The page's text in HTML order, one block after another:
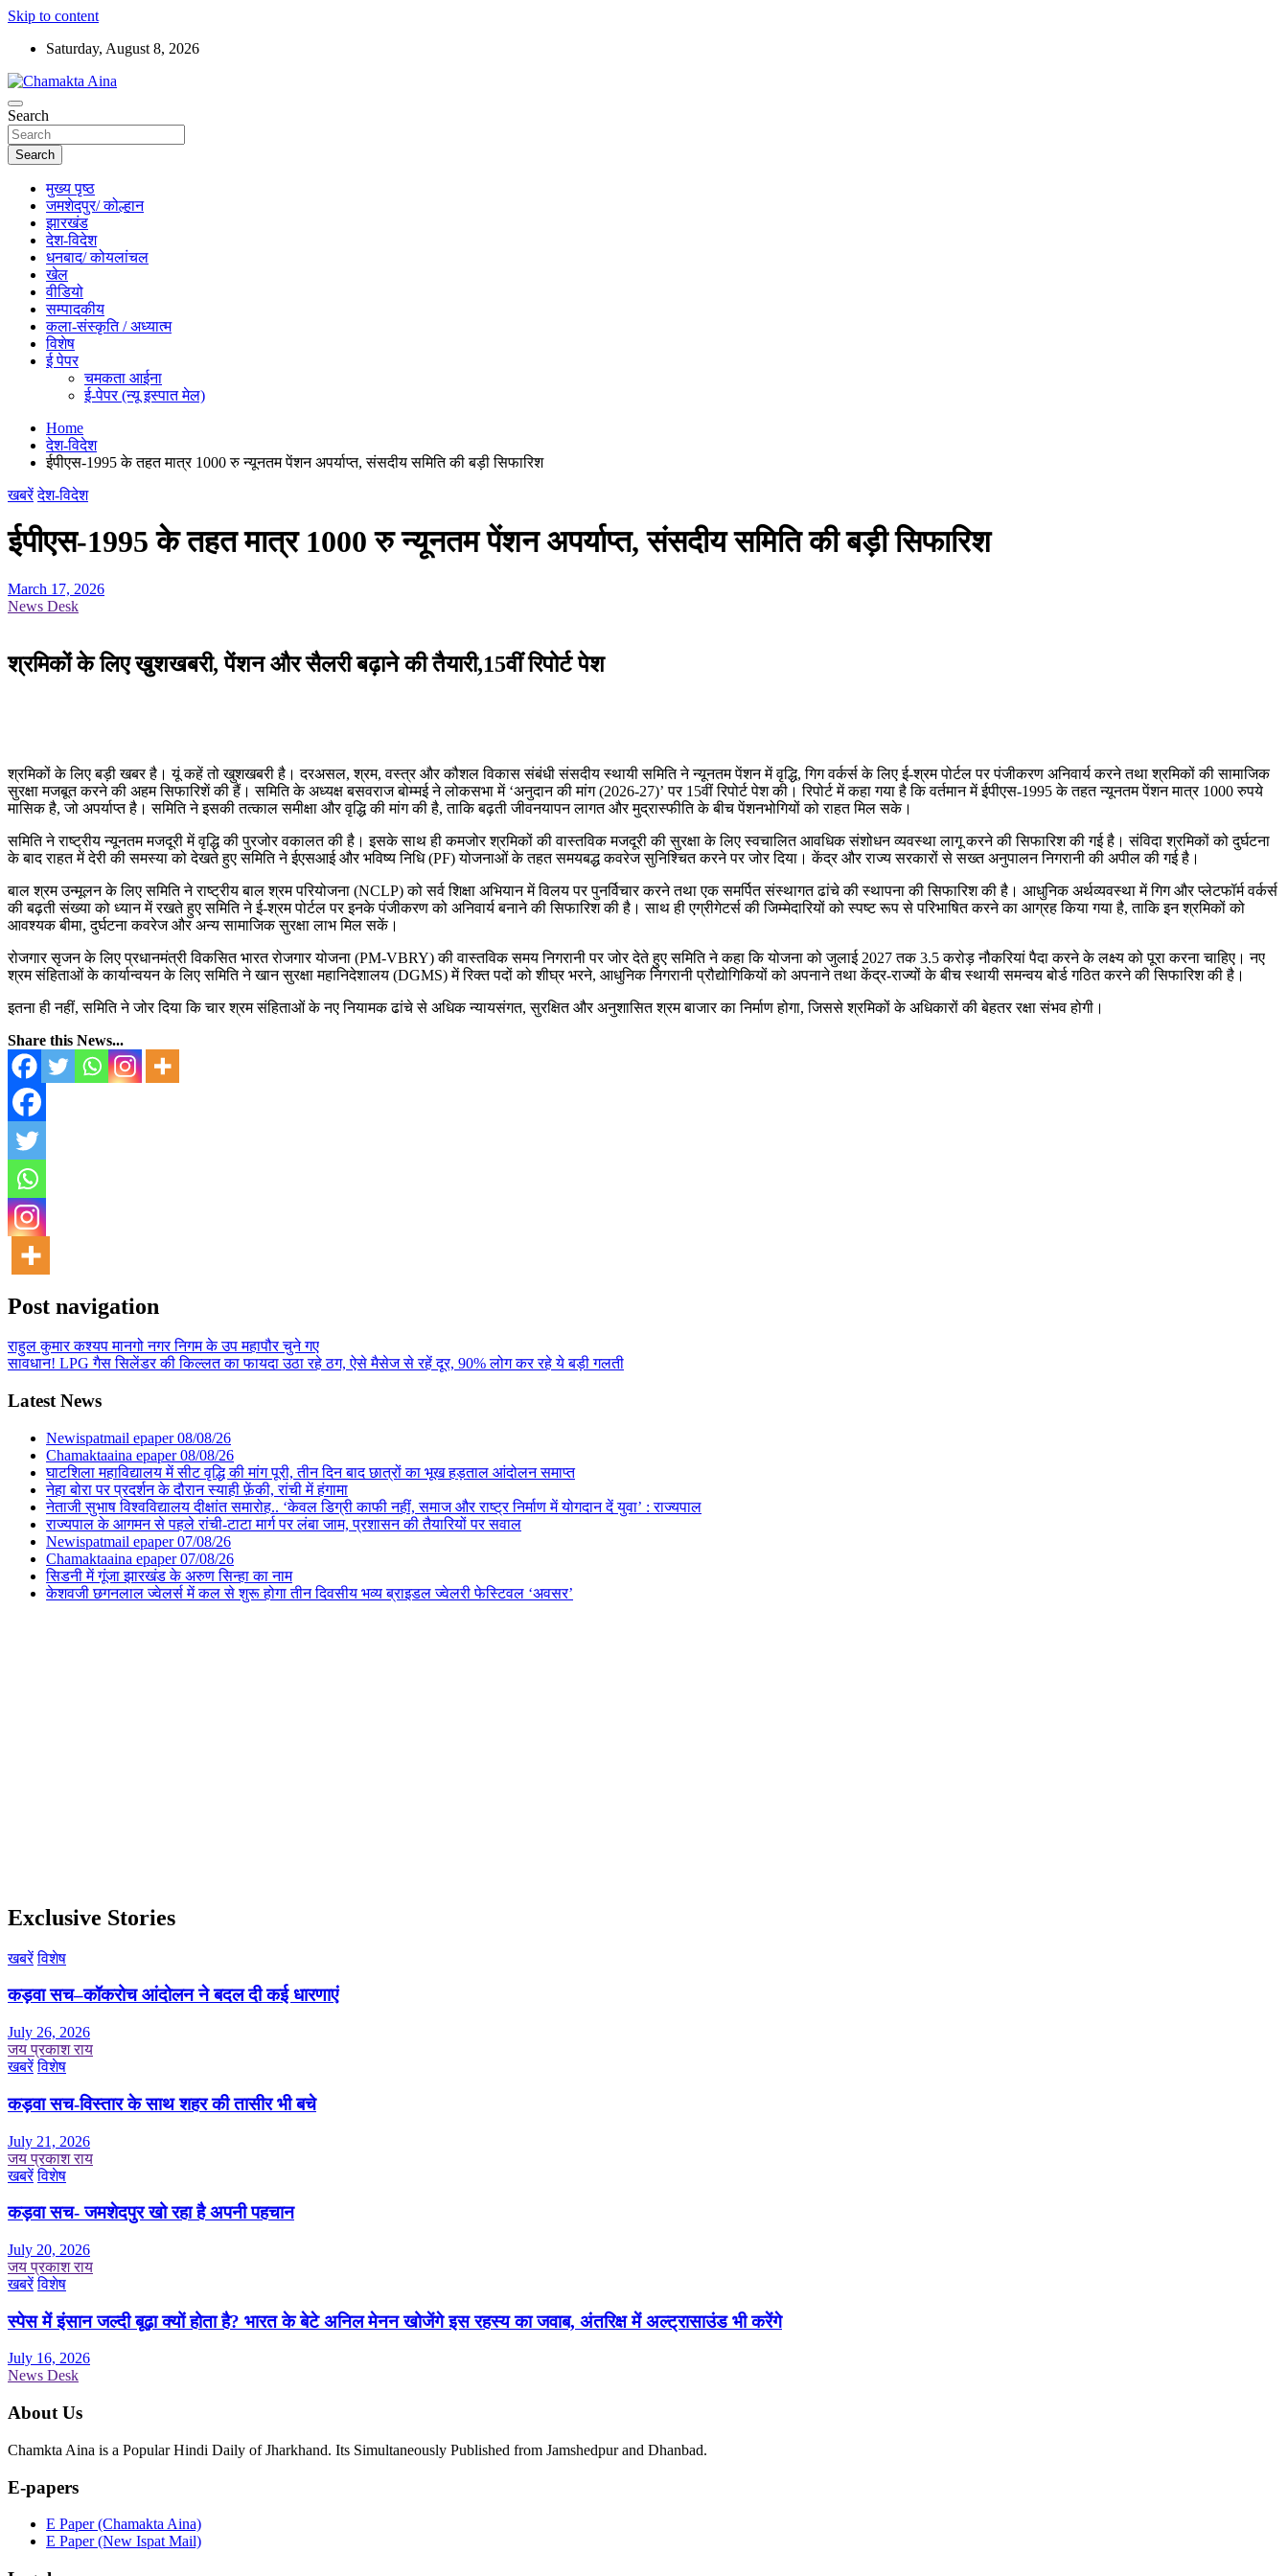
Skip to content
Saturday, August 8, 2026
Chamakta Aina
Hindi News Paper – Jharkhand
Search
Search
मुख्य पृष्ठ
जमशेदपुर/ कोल्हान
झारखंड
देश-विदेश
धनबाद/ कोयलांचल
खेल
वीडियो
सम्पादकीय
कला-संस्कृति / अध्यात्म
विशेष
ई पेपर
चमकता आईना
ई-पेपर (न्यू इस्पात मेल)
Home
देश-विदेश
ईपीएस-1995 के तहत मात्र 1000 रु न्यूनतम पेंशन अपर्याप्त, संसदीय समिति की बड़ी सिफारिश
खबरें देश-विदेश
ईपीएस-1995 के तहत मात्र 1000 रु न्यूनतम पेंशन अपर्याप्त, संसदीय समिति की बड़ी सिफारिश
March 17, 2026
News Desk
श्रमिकों के लिए खुशखबरी, पेंशन और सैलरी बढ़ाने की तैयारी,15वीं रिपोर्ट पेश
श्रमिकों के लिए बड़ी खबर है। यूं कहें तो खुशखबरी है। दरअसल, श्रम, वस्त्र और कौशल विकास संबंधी संसदीय स्थायी समिति ने न्यूनतम पेंशन में वृद्धि, गिग वर्कर्स के लिए ई-श्रम पोर्टल पर पंजीकरण अनिवार्य करने तथा श्रमिकों की सामाजिक
सुरक्षा मजबूत करने की अहम सिफारिशें की हैं। समिति के अध्यक्ष बसवराज बोम्मई ने लोकसभा में ‘अनुदान की मांग (2026-27)’ पर 15वीं रिपोर्ट पेश की। रिपोर्ट में कहा गया है कि वर्तमान में ईपीएस-1995 के तहत न्यूनतम पेंशन मात्र 1000 रुपये
मासिक है, जो अपर्याप्त है। समिति ने इसकी तत्काल समीक्षा और वृद्धि की मांग की है, ताकि बढ़ती जीवनयापन लागत और मुद्रास्फीति के बीच पेंशनभोगियों को राहत मिल सके।
समिति ने राष्ट्रीय न्यूनतम मजदूरी में वृद्धि की पुरजोर वकालत की है। इसके साथ ही कमजोर श्रमिकों की वास्तविक मजदूरी की सुरक्षा के लिए स्वचालित आवधिक संशोधन व्यवस्था लागू करने की सिफारिश की गई है। संविदा श्रमिकों को दुर्घटना
के बाद राहत में देरी की समस्या को देखते हुए समिति ने ईएसआई और भविष्य निधि (PF) योजनाओं के तहत समयबद्ध कवरेज सुनिश्चित करने पर जोर दिया। केंद्र और राज्य सरकारों से सख्त अनुपालन निगरानी की अपील की गई है।
बाल श्रम उन्मूलन के लिए समिति ने राष्ट्रीय बाल श्रम परियोजना (NCLP) को सर्व शिक्षा अभियान में विलय पर पुनर्विचार करने तथा एक समर्पित संस्थागत ढांचे की स्थापना की सिफारिश की है। आधुनिक अर्थव्यवस्था में गिग और प्लेटफॉर्म वर्कर्स
की बढ़ती संख्या को ध्यान में रखते हुए समिति ने ई-श्रम पोर्टल पर इनके पंजीकरण को अनिवार्य बनाने की सिफारिश की है। साथ ही एग्रीगेटर्स की जिम्मेदारियों को स्पष्ट रूप से परिभाषित करने का आग्रह किया गया है, ताकि इन श्रमिकों को
आवश्यक बीमा, दुर्घटना कवरेज और अन्य सामाजिक सुरक्षा लाभ मिल सकें।
रोजगार सृजन के लिए प्रधानमंत्री विकसित भारत रोजगार योजना (PM-VBRY) की वास्तविक समय निगरानी पर जोर देते हुए समिति ने कहा कि योजना को जुलाई 2027 तक 3.5 करोड़ नौकरियां पैदा करने के लक्ष्य को पूरा करना चाहिए। नए
श्रम संहिताओं के कार्यान्वयन के लिए समिति ने खान सुरक्षा महानिदेशालय (DGMS) में रिक्त पदों को शीघ्र भरने, आधुनिक निगरानी प्रौद्योगिकियों को अपनाने तथा केंद्र-राज्यों के बीच स्थायी समन्वय बोर्ड गठित करने की सिफारिश की है।
इतना ही नहीं, समिति ने जोर दिया कि चार श्रम संहिताओं के नए नियामक ढांचे से अधिक न्यायसंगत, सुरक्षित और अनुशासित श्रम बाजार का निर्माण होगा, जिससे श्रमिकों के अधिकारों की बेहतर रक्षा संभव होगी।
Share this News...
Post navigation
राहुल कुमार कश्यप मानगो नगर निगम के उप महापौर चुने गए
सावधान! LPG गैस सिलेंडर की किल्लत का फायदा उठा रहे ठग, ऐसे मैसेज से रहें दूर, 90% लोग कर रहे ये बड़ी गलती
Latest News
Newispatmail epaper 08/08/26
Chamaktaaina epaper 08/08/26
घाटशिला महाविद्यालय में सीट वृद्धि की मांग पूरी, तीन दिन बाद छात्रों का भूख हड़ताल आंदोलन समाप्त
नेहा बोरा पर प्रदर्शन के दौरान स्याही फ़ेंकी, रांची में हंगामा
नेताजी सुभाष विश्वविद्यालय दीक्षांत समारोह.. ‘केवल डिग्री काफी नहीं, समाज और राष्ट्र निर्माण में योगदान दें युवा’ : राज्यपाल
राज्यपाल के आगमन से पहले रांची-टाटा मार्ग पर लंबा जाम, प्रशासन की तैयारियों पर सवाल
Newispatmail epaper 07/08/26
Chamaktaaina epaper 07/08/26
सिडनी में गूंजा झारखंड के अरुण सिन्हा का नाम
केशवजी छगनलाल ज्वेलर्स में कल से शुरू होगा तीन दिवसीय भव्य ब्राइडल ज्वेलरी फेस्टिवल ‘अवसर’
Exclusive Stories
खबरें विशेष
कड़वा सच–कॉकरोच आंदोलन ने बदल दी कई धारणाएं
July 26, 2026
जय प्रकाश राय
खबरें विशेष
कड़वा सच-विस्तार के साथ शहर की तासीर भी बचे
July 21, 2026
जय प्रकाश राय
खबरें विशेष
कड़वा सच- जमशेदपुर खो रहा है अपनी पहचान
July 20, 2026
जय प्रकाश राय
खबरें विशेष
स्पेस में इंसान जल्दी बूढ़ा क्यों होता है? भारत के बेटे अनिल मेनन खोजेंगे इस रहस्य का जवाब, अंतरिक्ष में अल्ट्रासाउंड भी करेंगे
July 16, 2026
News Desk
About Us
Chamkta Aina is a Popular Hindi Daily of Jharkhand. Its Simultaneously Published from Jamshedpur and Dhanbad.
E-papers
E Paper (Chamakta Aina)
E Paper (New Ispat Mail)